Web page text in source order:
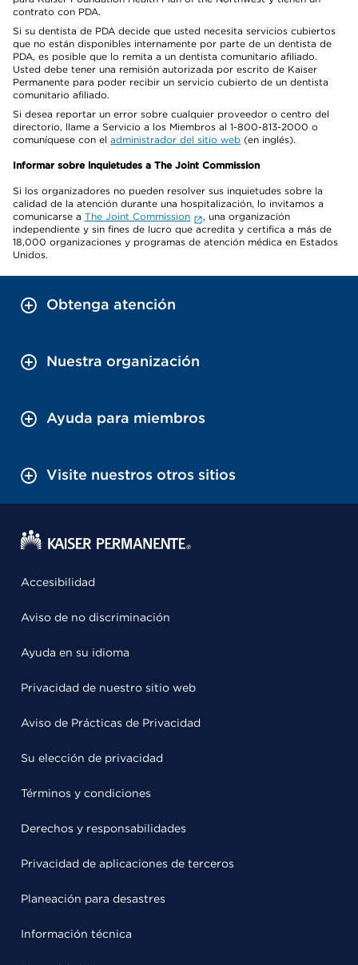
contrato con PDA.
Si su dentista de PDA decide que usted necesita servicios cubiertos
que no están disponibles internamente por parte de un dentista de
PDA, es posible que lo remita a un dentista comunitario afiliado.
Usted debe tener una remisión autorizada por escrito de Kaiser
Permanente para poder recibir un servicio cubierto de un dentista
comunitario afiliado.
Si desea reportar un error sobre cualquier proveedor o centro del
directorio, llame a Servicio a los Miembros al 1-800-813-2000 o
comuníquese con el administrador del sitio web (en inglés).
Informar sobre inquietudes a The Joint Commission
Si los organizadores no pueden resolver sus inquietudes sobre la
calidad de la atención durante una hospitalización, lo invitamos a
comunicarse a The Joint Commission
, una organización
independiente y sin fines de lucro que acredita y certifica a más de
18,000 organizaciones y programas de atención médica en Estados
Unidos.
Obtenga atención
Nuestra organización
Ayuda para miembros
Visite nuestros otros sitios
Accesibilidad
Aviso de no discriminación
Ayuda en su idioma
Privacidad de nuestro sitio web
Aviso de Prácticas de Privacidad
Su elección de privacidad
Términos y condiciones
Derechos y responsabilidades
Privacidad de aplicaciones de terceros
Planeación para desastres
Información técnica